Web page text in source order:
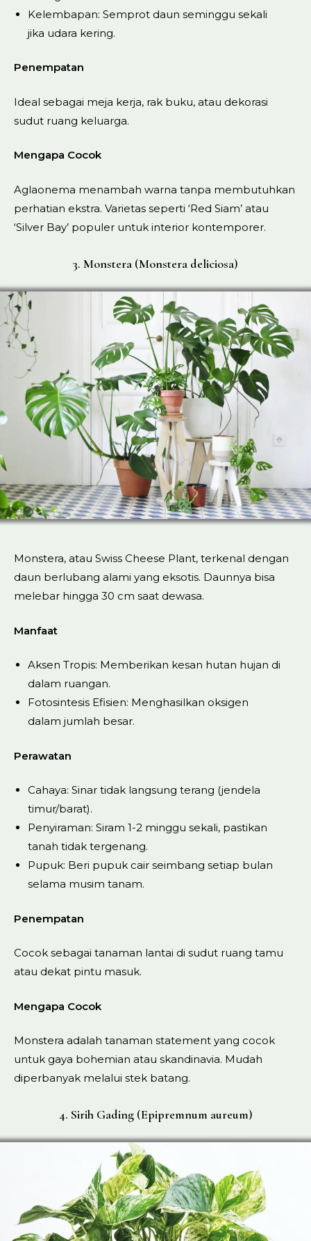
Kelembapan: Semprot daun seminggu sekali
jika udara kering.
Penempatan
Ideal sebagai meja kerja, rak buku, atau dekorasi
sudut ruang keluarga.
Mengapa Cocok
Aglaonema menambah warna tanpa membutuhkan
perhatian ekstra. Varietas seperti ‘Red Siam’ atau
‘Silver Bay’ populer untuk interior kontemporer.
3. Monstera (Monstera deliciosa)
Monstera, atau Swiss Cheese Plant, terkenal dengan
daun berlubang alami yang eksotis. Daunnya bisa
melebar hingga 30 cm saat dewasa.
Manfaat
Aksen Tropis: Memberikan kesan hutan hujan di
dalam ruangan.
Fotosintesis Efisien: Menghasilkan oksigen
dalam jumlah besar.
Perawatan
Cahaya: Sinar tidak langsung terang (jendela
timur/barat).
Penyiraman: Siram 1-2 minggu sekali, pastikan
tanah tidak tergenang.
Pupuk: Beri pupuk cair seimbang setiap bulan
selama musim tanam.
Penempatan
Cocok sebagai tanaman lantai di sudut ruang tamu
atau dekat pintu masuk.
Mengapa Cocok
Monstera adalah tanaman statement yang cocok
untuk gaya bohemian atau skandinavia. Mudah
diperbanyak melalui stek batang.
4. Sirih Gading (Epipremnum aureum)